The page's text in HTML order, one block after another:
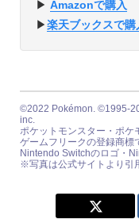
▶︎ Amazonで購入
▶︎楽天ブックスで購
©2022 Pokémon. ©1995-
inc.
ポケットモンスター・ポケ
ゲームフリークの登録商標
Nintendo Switchのロゴ・
※写真は公式サイトより引